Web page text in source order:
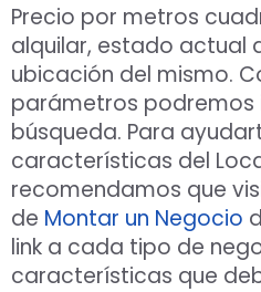
Precio por metros
alquilar, estado actual
ubicación del mismo.
parámetros podremos
búsqueda. Para
características del
recomendamos que
de Montar un Negocio
link a cada tipo de
características que